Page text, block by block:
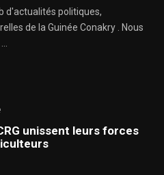
d'actualités politiques,
de la Guinée Conakry . Nous
unissent leurs forces